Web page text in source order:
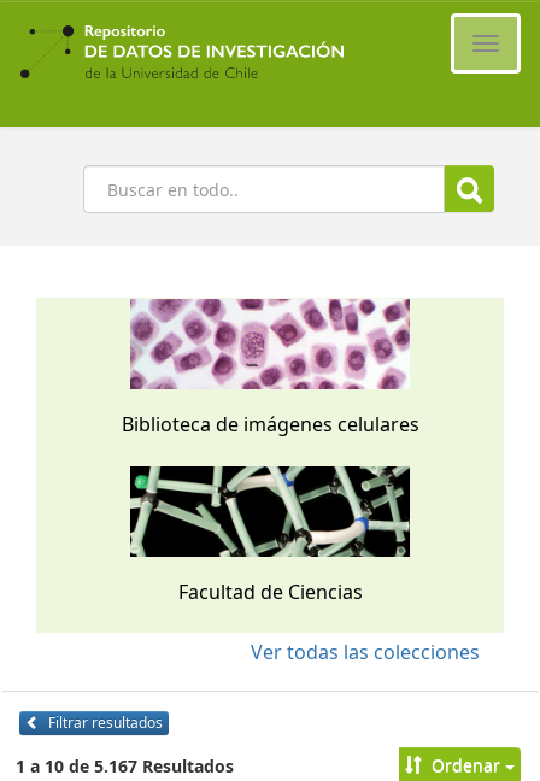
Ir
contenido
principal
Buscar
Biblioteca de imágenes celulares
Facultad de Ciencias
Ver todas las colecciones
Filtrar resultados
1 a 10 de 5.167 Resultados Ordenar